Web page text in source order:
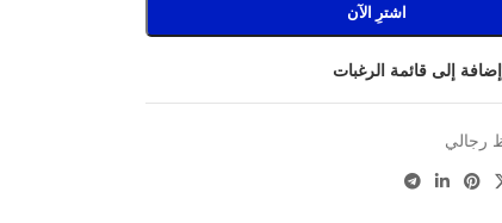
اشترِ الآن
إضافة إلى قائمة الرغبات
رجالي